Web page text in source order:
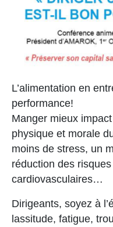
L’alimentation en
performance!
Manger mieux
physique et morale
moins de stress, un
réduction des
cardiovasculaires…
Dirigeants, soyez à
lassitude, fatigue,